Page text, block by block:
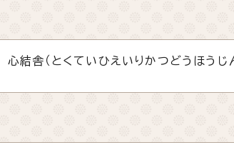
結舎（とくていひえいりかつどうほうじ